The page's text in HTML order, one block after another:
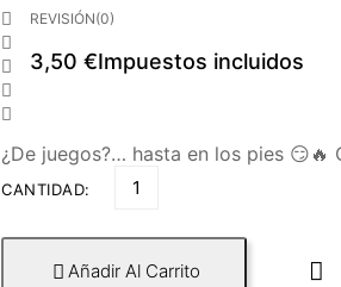





REVISIÓN(0)
3,50 €Impuestos incluidos
¿De juegos?… hasta en los pies
CANTIDAD:
 Añadir Al Carrito 